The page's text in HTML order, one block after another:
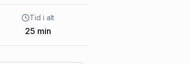
Tid i alt
25 min